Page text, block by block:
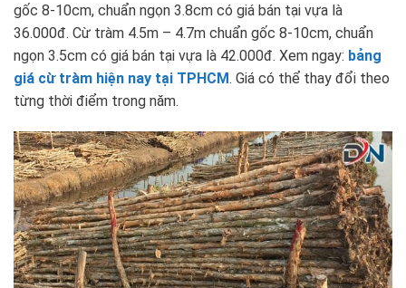
gốc 8-10cm, chuẩn ngọn 3.8cm có giá bán tại vựa là
36.000đ. Cừ tràm 4.5m – 4.7m chuẩn gốc 8-10cm, chuẩn
ngọn 3.5cm có giá bán tại vựa là 42.000đ. Xem ngay: bảng
giá cừ tràm hiện nay tại TPHCM. Giá có thể thay đổi theo
từng thời điểm trong năm.